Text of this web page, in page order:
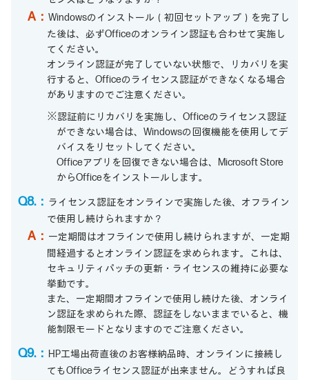
A：Windowsのインストール（初回セットアップ）を完了し
た後は、必ずOfficeのオンライン認証も合わせて実施し
てください。
オンライン認証が完了していない状態で、リカバリを実
行すると、Officeのライセンス認証ができなくなる場合
がありますのでご注意ください。
※認証前にリカバリを実施し、Officeのライセンス認証
ができない場合は、Windowsの回復機能を使用してデ
バイスをリセットしてください。
Officeアプリを回復できない場合は、Microsoft Store
からOfficeをインストールします。
Q8.： ライセンス認証をオンラインで実施した後、オフライン
で使用し続けられますか？
A： 一定期間はオフラインで使用し続けられますが、一定期
間経過するとオンライン認証を求められます。これは、
セキュリティパッチの更新・ライセンスの維持に必要な
挙動です。
また、一定期間オフラインで使用し続けた後、オンライ
ン認証を求められた際、認証をしないままでいると、機
能制限モードとなりますのでご注意ください。
Q9.： HP工場出荷直後のお客様納品時、オンラインに接続し
てもOfficeライセンス認証が出来ません。どうすれば良